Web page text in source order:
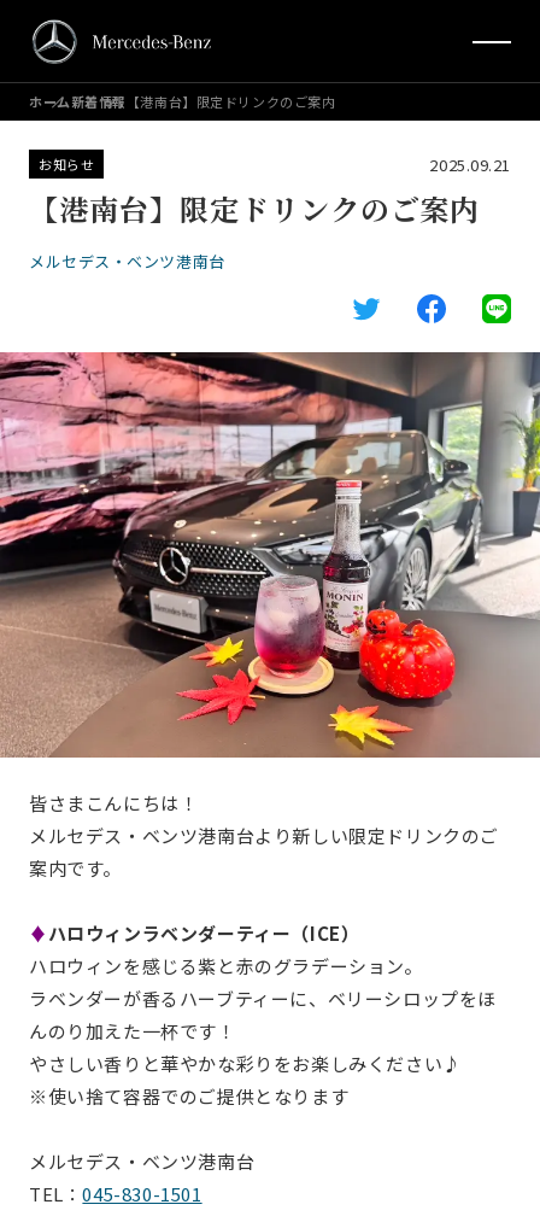
ホーム新着情報 【港南台】限定ドリンクのご案内
お知らせ 2025.09.21
【港南台】限定ドリンクのご案内
メルセデス・ベンツ港南台
皆さまこんにちは！
メルセデス・ベンツ港南台より新しい限定ドリンクのご
案内です。
♦ハロウィンラベンダーティー（ICE）
ハロウィンを感じる紫と赤のグラデーション。
ラベンダーが香るハーブティーに、ベリーシロップをほ
んのり加えた一杯です！
やさしい香りと華やかな彩りをお楽しみください♪
※使い捨て容器でのご提供となります
メルセデス・ベンツ港南台
TEL：045-830-1501